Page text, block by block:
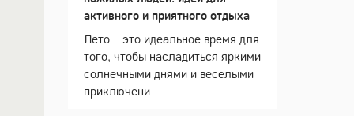
активного и приятного отдыха
Лето – это идеальное время для
того, чтобы насладиться яркими
солнечными днями и веселыми
приключени...